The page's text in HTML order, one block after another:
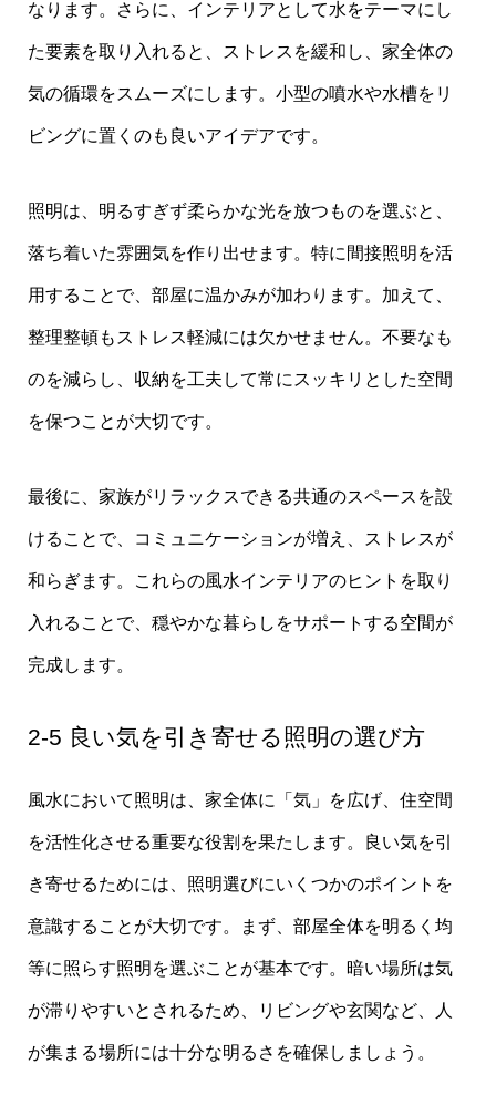
なります。さらに、インテリアとして水をテーマにし
た要素を取り入れると、ストレスを緩和し、家全体の
気の循環をスムーズにします。小型の噴水や水槽をリ
ビングに置くのも良いアイデアです。
照明は、明るすぎず柔らかな光を放つものを選ぶと、
落ち着いた雰囲気を作り出せます。特に間接照明を活
用することで、部屋に温かみが加わります。加えて、
整理整頓もストレス軽減には欠かせません。不要なも
のを減らし、収納を工夫して常にスッキリとした空間
を保つことが大切です。
最後に、家族がリラックスできる共通のスペースを設
けることで、コミュニケーションが増え、ストレスが
和らぎます。これらの風水インテリアのヒントを取り
入れることで、穏やかな暮らしをサポートする空間が
完成します。
2-5 良い気を引き寄せる照明の選び方
風水において照明は、家全体に「気」を広げ、住空間
を活性化させる重要な役割を果たします。良い気を引
き寄せるためには、照明選びにいくつかのポイントを
意識することが大切です。まず、部屋全体を明るく均
等に照らす照明を選ぶことが基本です。暗い場所は気
が滞りやすいとされるため、リビングや玄関など、人
が集まる場所には十分な明るさを確保しましょう。